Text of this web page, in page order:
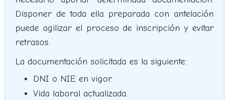
Disponer de toda ella preparada con antelación
puede agilizar el proceso de inscripción y evitar
retrasos.
La documentación solicitada es la siguiente:
DNI o NIE en vigor.
Vida laboral actualizada.